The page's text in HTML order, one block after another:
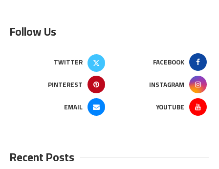
Follow Us
FACEBOOK
TWITTER
INSTAGRAM
PINTEREST
YOUTUBE
EMAIL
Recent Posts